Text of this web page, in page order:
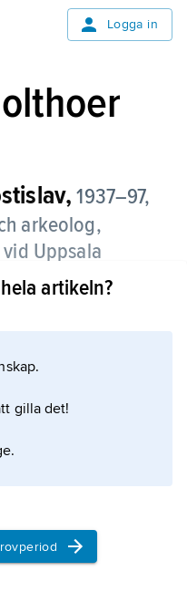
Logga in
1937–97,
arkeolog,
Uppsala
i ”Flodrikena”
artikeln?
gilla det!